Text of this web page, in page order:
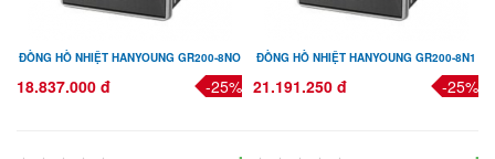
ĐỒNG HỒ NHIỆT HANYOUNG GR200-8NO
18.837.000 đ -25%
ĐỒNG HỒ NHIỆT HANYOUNG GR200-8N1
21.191.250 đ -25%